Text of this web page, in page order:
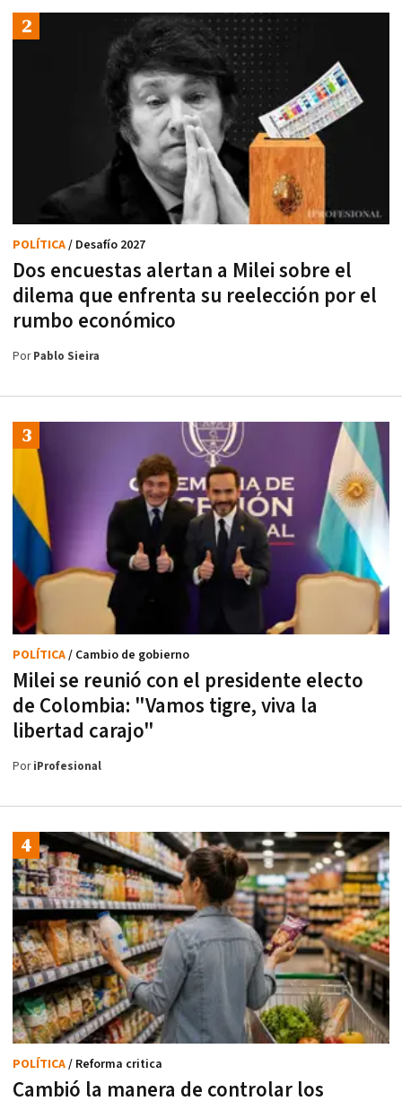
Dos encuestas alertan a Milei sobre el
dilema que enfrenta su reelección por el
rumbo económico
POLÍTICA/ Desafío 2027
PorPablo Sieira
Milei se reunió con el presidente electo
de Colombia: "Vamos tigre, viva la
libertad carajo"
POLÍTICA/ Cambio de gobierno
PoriProfesional
Cambió la manera de controlar los
POLÍTICA/ Reforma critica